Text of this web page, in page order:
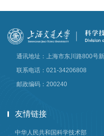
通讯地址：上海市东川路800号
联系电话：021-34206808
邮政编码：200240
友情链接
中华人民共和国科学技术部